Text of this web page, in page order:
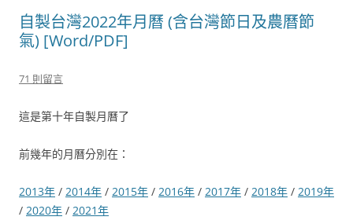
自製台灣2022年月曆 (含台灣節日及農曆節
氣) [Word/PDF]
71 則留言
這是第十年自製月曆了
前幾年的月曆分別在：
2013年 / 2014年 / 2015年 / 2016年 / 2017年 / 2018年 / 2019年
/ 2020年 / 2021年